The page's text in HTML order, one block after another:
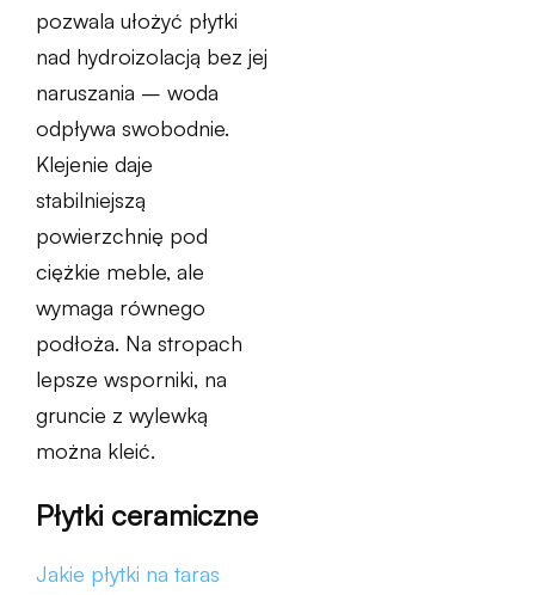
pozwala ułożyć płytki
nad hydroizolacją bez jej
naruszania – woda
odpływa swobodnie.
Klejenie daje
stabilniejszą
powierzchnię pod
ciężkie meble, ale
wymaga równego
podłoża. Na stropach
lepsze wsporniki, na
gruncie z wylewką
można kleić.
Płytki ceramiczne
Jakie płytki na taras